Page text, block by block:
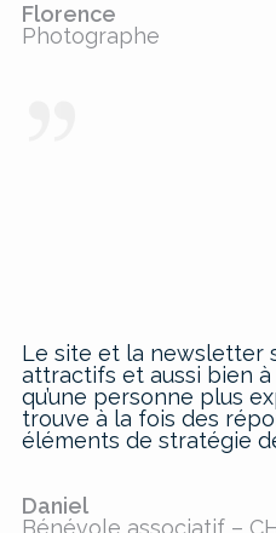
Florence
Photographe
Le site et la newsletter
attractifs et aussi bien
qu’une personne plus
trouve à la fois des
éléments de stratégie
Daniel
Bénévole associatif –